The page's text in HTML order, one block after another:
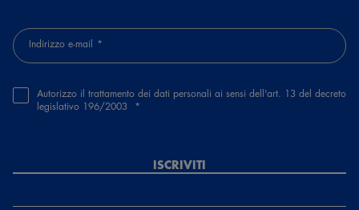
Indirizzo e-mail
Autorizzo il trattamento dei dati personali ai sensi dell'art. 13 del decreto
legislativo 196/2003
ISCRIVITI